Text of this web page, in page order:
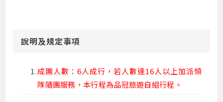
說明及規定事項
成團人數：6人成行，若人數達16人以上加派領
隊隨團服務，本行程為品冠旅遊自組行程。